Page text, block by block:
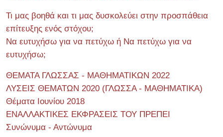
Τι μας βοηθά και τι μας δυσκολεύει στην προσπάθεια
επίτευξης ενός στόχου;
Να ευτυχήσω για να πετύχω ή Να πετύχω για να
ευτυχήσω;
ΘΕΜΑΤΑ ΓΛΩΣΣΑΣ - ΜΑΘΗΜΑΤΙΚΩΝ 2022
ΛΥΣΕΙΣ ΘΕΜΑΤΩΝ 2020 (ΓΛΩΣΣΑ - ΜΑΘΗΜΑΤΙΚΑ)
Θέματα Ιουνίου 2018
ΕΝΑΛΛΑΚΤΙΚΕΣ ΕΚΦΡΑΣΕΙΣ ΤΟΥ ΠΡΕΠΕΙ
Συνώνυμα - Αντώνυμα